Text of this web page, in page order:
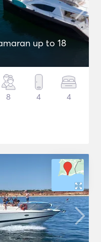
up to 18
8 4 4